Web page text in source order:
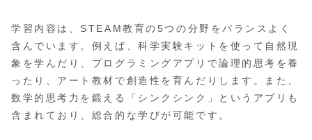
学習内容は、STEAM教育の5つの分野をバランスよく
含んでいます。例えば、科学実験キットを使って自然現
象を学んだり、プログラミングアプリで論理的思考を養
ったり、アート教材で創造性を育んだりします。また、
数学的思考力を鍛える「シンクシンク」というアプリも
含まれており、総合的な学びが可能です。